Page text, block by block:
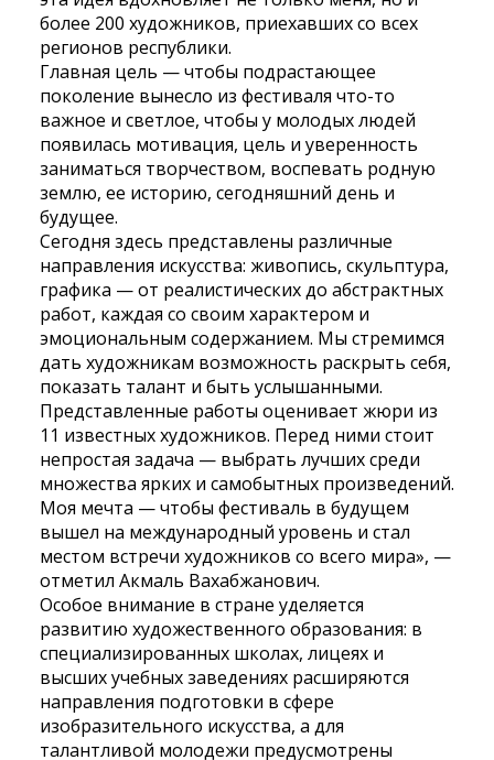
более 200 художников, приехавших со всех
регионов республики.
Главная цель — чтобы подрастающее
поколение вынесло из фестиваля что-то
важное и светлое, чтобы у молодых людей
появилась мотивация, цель и уверенность
заниматься творчеством, воспевать родную
землю, ее историю, сегодняшний день и
будущее.
Сегодня здесь представлены различные
направления искусства: живопись, скульптура,
графика — от реалистических до абстрактных
работ, каждая со своим характером и
эмоциональным содержанием. Мы стремимся
дать художникам возможность раскрыть себя,
показать талант и быть услышанными.
Представленные работы оценивает жюри из
11 известных художников. Перед ними стоит
непростая задача — выбрать лучших среди
множества ярких и самобытных произведений.
Моя мечта — чтобы фестиваль в будущем
вышел на международный уровень и стал
местом встречи художников со всего мира», —
отметил Акмаль Вахабжанович.
Особое внимание в стране уделяется
развитию художественного образования: в
специализированных школах, лицеях и
высших учебных заведениях расширяются
направления подготовки в сфере
изобразительного искусства, а для
талантливой молодежи предусмотрены